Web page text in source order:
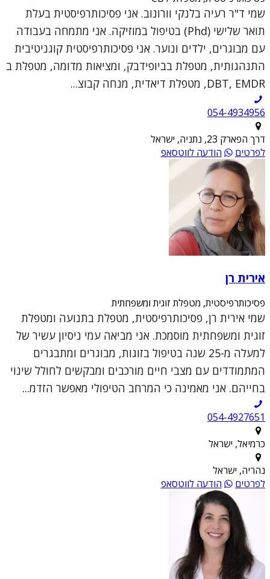
שמי ד"ר רעיה בלנקי וורונוב. אני פסיכותרפיסטית בעלת
תואר שלישי (Phd) בטיפול במוזיקה. אני מתמחה בעבודה
עם מבוגרים, ילדים ונוער. אני פסיכותרפיסטית קוגניטיבית
התנהגותית, מטפלת בביופידבק, ומציאות מדומה, מטפלת ב
DBT, EMDR, מטפלת דיאדית, מנחה קבוצ...
054-4934956
דרך הפארק 23, נתניה, ישראל
לפרטים
הודעה לווטסאפ
אירית רן
פסיכותרפיסטית, מטפלת זוגית ומשפחתית
שמי אירית רן, פסיכותרפיסטית, מטפלת בתנועה ומטפלת
זוגית ומשפחתית מוסמכת. אני מביאה עמי ניסיון עשיר של
למעלה מ-25 שנה בטיפול בזוגות, מבוגרים ומתבגרים
המתמודדים עם מצבי חיים מורכבים ומבקשים לחולל שינוי
בחייהם. אני מאמינה כי המרחב הטיפולי מאפשר הזדמ...
054-4927651
כרמיאל, ישראל
נהריה, ישראל
לפרטים
הודעה לווטסאפ